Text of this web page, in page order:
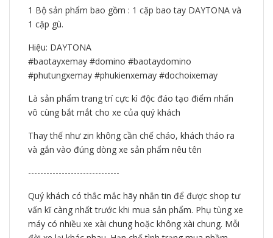
1 Bộ sản phẩm bao gồm : 1 cặp bao tay DAYTONA và
1 cặp gù.
Hiệu: DAYTONA
#baotayxemay #domino #baotaydomino
#phutungxemay #phukienxemay #dochoixemay
Là sản phẩm trang trí cực kì độc đáo tạo điểm nhấn
vô cùng bắt mắt cho xe của quý khách
Thay thế như zin không cần chế cháo, khách tháo ra
và gắn vào đúng dòng xe sản phẩm nêu tên
------------------------------
Quý khách có thắc mắc hãy nhắn tin để được shop tư
vấn kĩ càng nhất trước khi mua sản phẩm. Phụ tùng xe
máy có nhiều xe xài chung hoặc không xài chung. Mỗi